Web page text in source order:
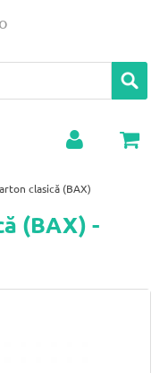
clasică (BAX)
(BAX) -